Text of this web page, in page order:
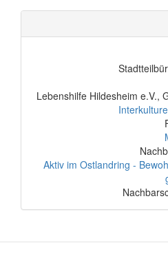
Lebenshilfe Hildesheim e.V.,
Aktiv im Ostlandring -